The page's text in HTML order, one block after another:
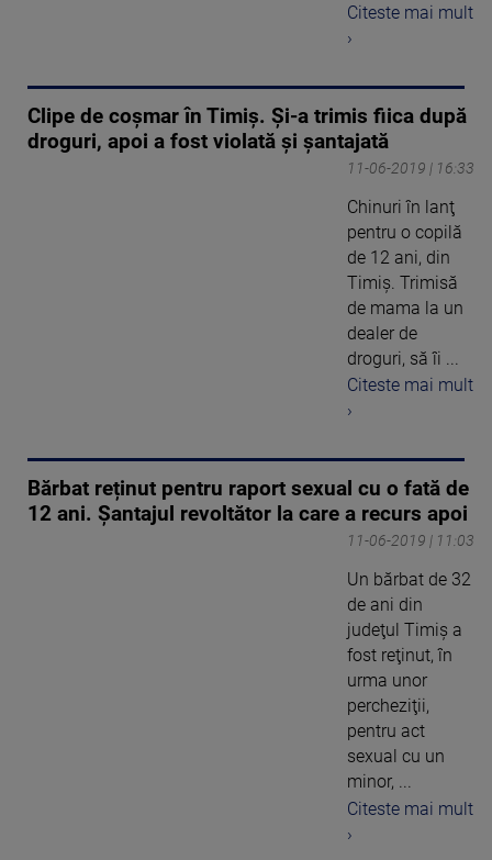
Citeste mai mult
›
Clipe de coșmar în Timiș. Și-a trimis fiica după
droguri, apoi a fost violată și șantajată
11-06-2019 | 16:33
Chinuri în lanţ
pentru o copilă
de 12 ani, din
Timiş. Trimisă
de mama la un
dealer de
droguri, să îi ...
Citeste mai mult
›
Bărbat reținut pentru raport sexual cu o fată de
12 ani. Șantajul revoltător la care a recurs apoi
11-06-2019 | 11:03
Un bărbat de 32
de ani din
judeţul Timiş a
fost reţinut, în
urma unor
percheziţii,
pentru act
sexual cu un
minor, ...
Citeste mai mult
›